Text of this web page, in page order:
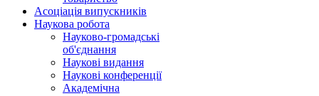
Асоціація випускників
Наукова робота
Науково-громадські
об'єднання
Наукові видання
Наукові конференції
Академічна